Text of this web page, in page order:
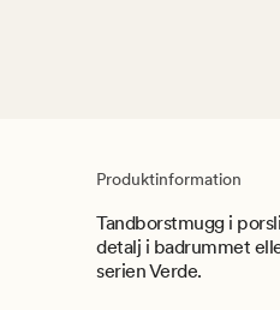
Produktinformation
Tandborstmugg i
detalj i badrummet
serien Verde.